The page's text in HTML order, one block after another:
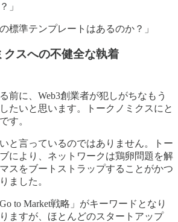
」
標準テンプレートはあるのか？」
クスへの不健全な執着
前に、Web3創業者が犯しがちなもう
たいと思います。トークノミクスにと
す。
と言っているのではありません。トー
により、ネットワークは鶏卵問題を解
スをブートストラップすることがかつ
ました。
to Market戦略」がキーワードとなり
ますが、ほとんどのスタートアップ